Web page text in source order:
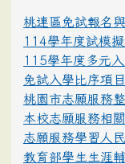
桃連區免試報名
114學年度試模
115學年度多元
免試入學比序項
桃園市志願服務
本校志願服務相
志願服務學習人
教育部學生生涯